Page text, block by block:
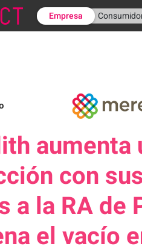
Empresa
aumenta
con
a la RA de
el vacío